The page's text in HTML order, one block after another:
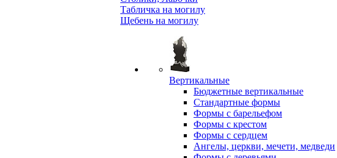
Табличка на могилу
Щебень на могилу
Вертикальные
Бюджетные вертикальные
Стандартные формы
Формы с барельефом
Формы с крестом
Формы с сердцем
Ангелы, церкви, мечети, медведи